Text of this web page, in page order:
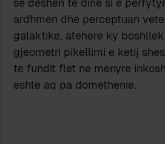
ardhmen dhe perceptuan
galaktike, atehere ky
gjeometri pikellimi e ketij
te fundit flet ne menyre
eshte aq pa domethenie.